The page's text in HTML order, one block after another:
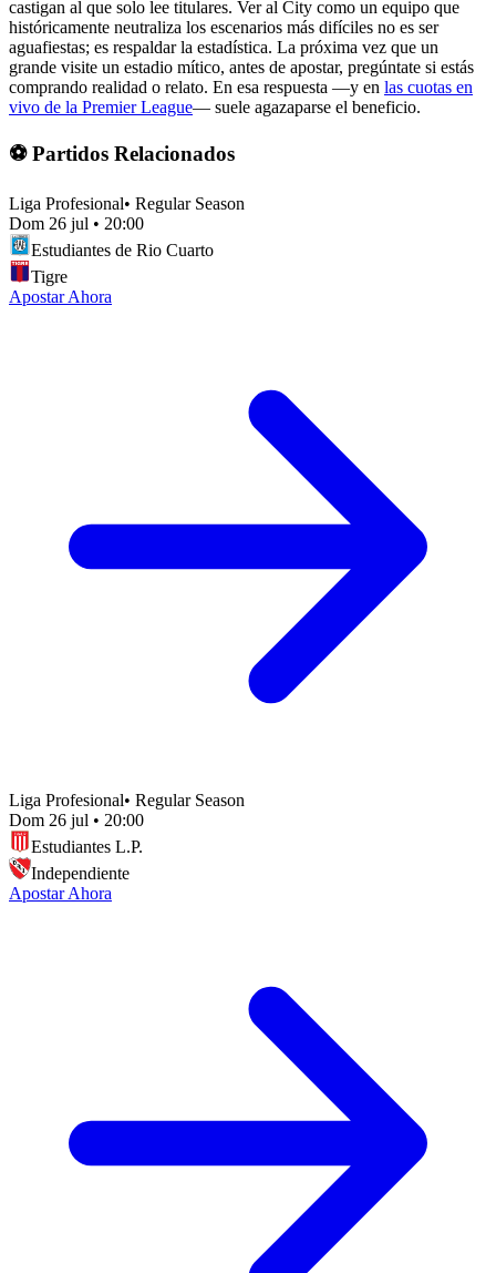
castigan al que solo lee titulares. Ver al City como un equipo que
históricamente neutraliza los escenarios más difíciles no es ser
aguafiestas; es respaldar la estadística. La próxima vez que un
grande visite un estadio mítico, antes de apostar, pregúntate si estás
comprando realidad o relato. En esa respuesta —y en las cuotas en
vivo de la Premier League— suele agazaparse el beneficio.
⚽ Partidos Relacionados
Liga Profesional• Regular Season
Dom 26 jul • 20:00
Estudiantes de Rio Cuarto
Tigre
Apostar Ahora
Liga Profesional• Regular Season
Dom 26 jul • 20:00
Estudiantes L.P.
Independiente
Apostar Ahora